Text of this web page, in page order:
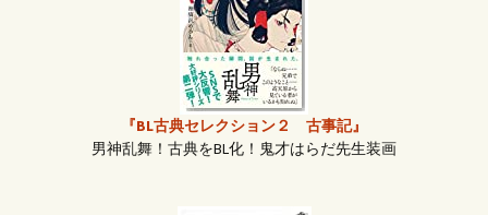
『BL古典セレクション２ 古事記』
男神乱舞！古典をBL化！鬼才はらだ先生装画